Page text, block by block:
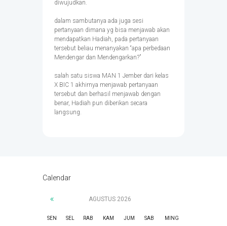
diwujudkan.
dalam sambutanya ada juga sesi
pertanyaan dimana yg bisa menjawab akan
mendapatkan Hadiah, pada pertanyaan
tersebut beliau menanyakan “apa perbedaan
Mendengar dan Mendengarkan?”
salah satu siswa MAN 1 Jember dari kelas
X BIC 1 akhirnya menjawab pertanyaan
tersebut dan berhasil menjawab dengan
benar, Hadiah pun diberikan secara
langsung.
Calendar
AGUSTUS 2026
SEN SEL RAB KAM JUM SAB MING